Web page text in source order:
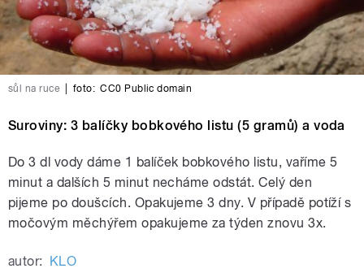
sůl na ruce foto: CC0 Public domain
Suroviny: 3 balíčky bobkového listu (5 gramů) a voda
Do 3 dl vody dáme 1 balíček bobkového listu, vaříme 5
minut a dalších 5 minut necháme odstát. Celý den
pijeme po doušcích. Opakujeme 3 dny. V případě potíží s
močovým měchýřem opakujeme za týden znovu 3x.
autor: KLO